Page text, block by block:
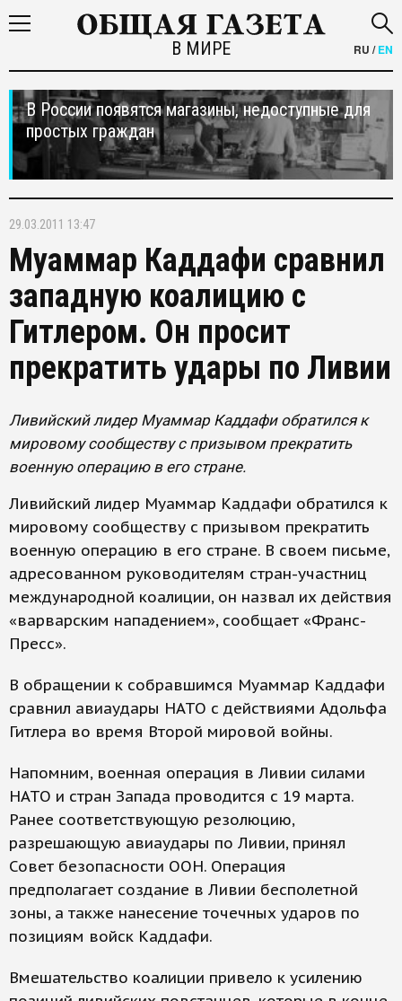
В МИРЕ RU /EN
В России появятся магазины, недоступные для
простых граждан
29.03.2011 13:47
Муаммар Каддафи сравнил
западную коалицию с
Гитлером. Он просит
прекратить удары по Ливии
Ливийский лидер Муаммар Каддафи обратился к
мировому сообществу с призывом прекратить
военную операцию в его стране.
Ливийский лидер Муаммар Каддафи обратился к
мировому сообществу с призывом прекратить
военную операцию в его стране. В своем письме,
адресованном руководителям стран-участниц
международной коалиции, он назвал их действия
«варварским нападением», сообщает «Франс-
Пресс».
В обращении к собравшимся Муаммар Каддафи
сравнил авиаудары НАТО с действиями Адольфа
Гитлера во время Второй мировой войны.
Напомним, военная операция в Ливии силами
НАТО и стран Запада проводится с 19 марта.
Ранее соответствующую резолюцию,
разрешающую авиаудары по Ливии, принял
Совет безопасности ООН. Операция
предполагает создание в Ливии бесполетной
зоны, а также нанесение точечных ударов по
позициям войск Каддафи.
Вмешательство коалиции привело к усилению